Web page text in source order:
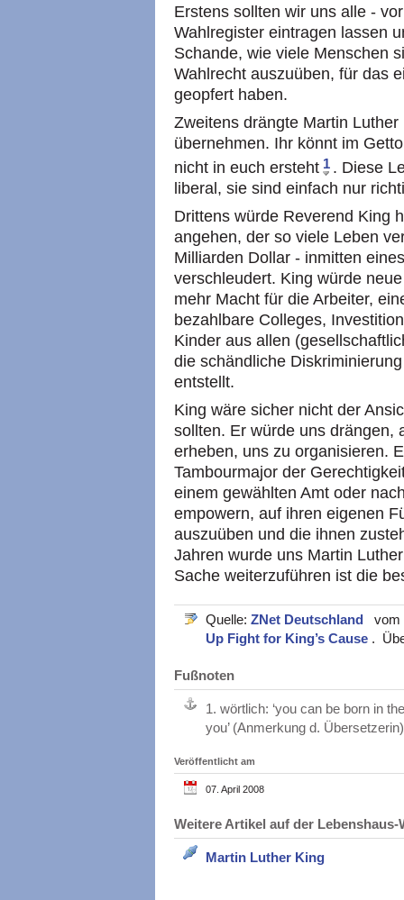
Erstens sollten wir uns alle -
Wahlregister eintragen lassen
Schande, wie viele Menschen
Wahlrecht auszuüben, für das
geopfert haben.
Zweitens drängte Martin
übernehmen. Ihr könnt im
nicht in euch ersteht 1 . Diese
liberal, sie sind einfach nur
Drittens würde Reverend King
angehen, der so viele Leben
Milliarden Dollar - inmitten
verschleudert. King würde
mehr Macht für die Arbeiter,
bezahlbare Colleges,
Kinder aus allen
die schändliche
entstellt.
King wäre sicher nicht der
sollten. Er würde uns drängen,
erheben, uns zu organisieren.
Tambourmajor der
einem gewählten Amt oder
empowern, auf ihren eigenen
auszuüben und die ihnen
Jahren wurde uns Martin
Sache weiterzuführen ist die
Quelle: ZNet Deutschland
vom
Up Fight for King’s Cause .
Fußnoten
1. wörtlich: ‘you can be born in
you’ (Anmerkung d. Übersetzerin)
Veröffentlicht am
07. April 2008
Weitere Artikel auf der
Martin Luther King